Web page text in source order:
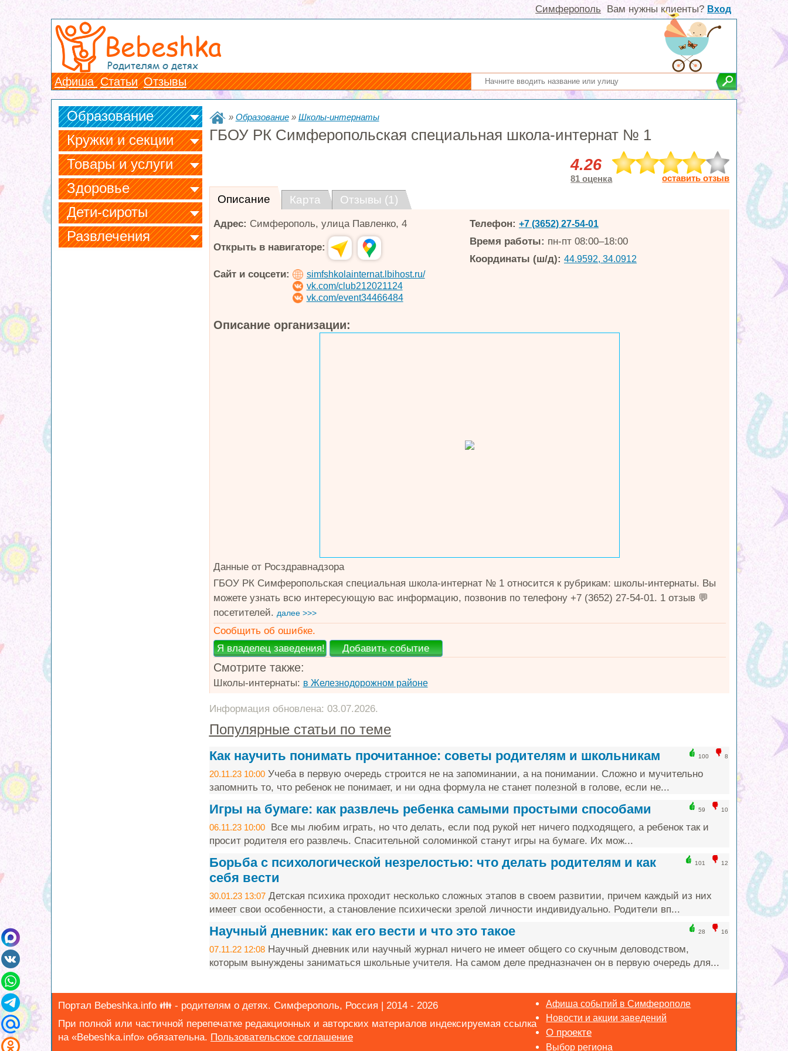
Вам нужны клиенты? Вход
Симферополь
Bebeshka
Родителям о детях
Афиша Статьи Отзывы
Образование
Кружки и секции
Товары и услуги
Здоровье
Дети-сироты
Развлечения
» Образование» Школы-интернаты
ГБОУ РК Симферопольская специальная школа-интернат № 1
4.26
81 оценка оставить отзыв
Описание Карта Отзывы (1)
Адрес: Симферополь, улица Павленко, 4
Открыть в навигаторе:
Сайт и соцсети:
simfshkolainternat.lbihost.ru/
vk.com/club212021124
vk.com/event34466484
Телефон: +7 (3652) 27-54-01
Время работы: пн-пт 08:00–18:00
Координаты (ш/д): 44.9592, 34.0912
Описание организации:
Данные от Росздравнадзора
ГБОУ РК Симферопольская специальная школа-интернат № 1 относится к рубрикам: школы-интернаты. Вы
можете узнать всю интересующую вас информацию, позвонив по телефону +7 (3652) 27-54-01. 1 отзыв 💬
посетителей. далее >>>
Сообщить об ошибке.
Смотрите также:
Школы-интернаты: в Железнодорожном районе
Информация обновлена: 03.07.2026.
Популярные статьи по теме
100 8
Как научить понимать прочитанное: советы родителям и школьникам
20.11.23 10:00Учеба в первую очередь строится не на запоминании, а на понимании. Сложно и мучительно
запомнить то, что ребенок не понимает, и ни одна формула не станет полезной в голове, если не...
59 10
Игры на бумаге: как развлечь ребенка самыми простыми способами
06.11.23 10:00Все мы любим играть, но что делать, если под рукой нет ничего подходящего, а ребенок так и
просит родителя его развлечь. Спасительной соломинкой станут игры на бумаге. Их мож...
101 12
Борьба с психологической незрелостью: что делать родителям и как
себя вести
30.01.23 13:07Детская психика проходит несколько сложных этапов в своем развитии, причем каждый из них
имеет свои особенности, а становление психически зрелой личности индивидуально. Родители вп...
28 16
Научный дневник: как его вести и что это такое
07.11.22 12:08Научный дневник или научный журнал ничего не имеет общего со скучным деловодством,
которым вынуждены заниматься школьные учителя. На самом деле предназначен он в первую очередь для...
Портал Bebeshka.info 👪 - родителям о детях. Симферополь, Россия | 2014 - 2026
При полной или частичной перепечатке редакционных и авторских материалов индексируемая ссылка
на «Bebeshka.info» обязательна.
Афиша событий в Симферополе
Новости и акции заведений
Выбор региона